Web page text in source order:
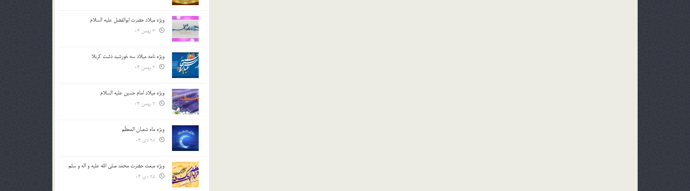
ویژه میلاد حضرت ابوالفضل علیه السلام
ویژه نامه میلاد سه خورشید دشت کربلا
ویژه میلاد امام حسین علیه السلام
ویژه ماه شعبان المعظّم
ویژه مبعث حضرت محمد صلی الله علیه و اله و سلم